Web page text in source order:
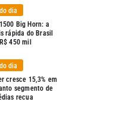
dia
Big Horn: a
rápida do Brasil
450 mil
dia
cresce 15,3% em
segmento de
recua